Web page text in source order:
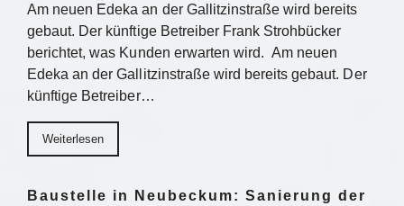
Am neuen Edeka an der Gallitzinstraße wird bereits
gebaut. Der künftige Betreiber Frank Strohbücker
berichtet, was Kunden erwarten wird. Am neuen
Edeka an der Gallitzinstraße wird bereits gebaut. Der
künftige Betreiber…
Weiterlesen
Baustelle in Neubeckum: Sanierung der